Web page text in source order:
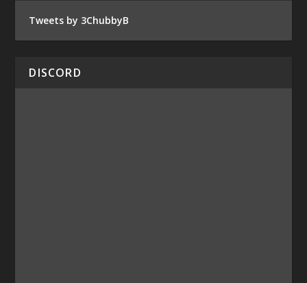
Tweets by 3ChubbyB
DISCORD